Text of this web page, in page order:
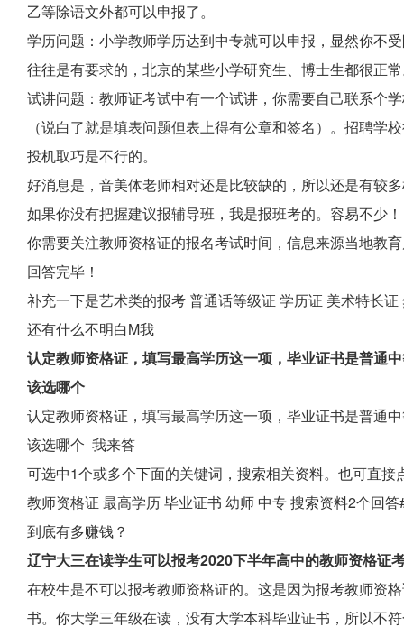
乙等除语文外都可以申报了。
学历问题：小学教师学历达到中专就可以申报，显然你不
往往是有要求的，北京的某些小学研究生、博士生都很正
试讲问题：教师证考试中有一个试讲，你需要自己联系个
（说白了就是填表问题但表上得有公章和签名）。招聘学
投机取巧是不行的。
好消息是，音美体老师相对还是比较缺的，所以还是有较
如果你没有把握建议报辅导班，我是报班考的。容易不少！
你需要关注教师资格证的报名考试时间，信息来源当地教
回答完毕！
补充一下是艺术类的报考 普通话等级证 学历证 美术特长
还有什么不明白M我
认定教师资格证，填写最高学历这一项，毕业证书是普通
该选哪个
认定教师资格证，填写最高学历这一项，毕业证书是普通
该选哪个 我来答
可选中1个或多个下面的关键词，搜索相关资料。也可直接
教师资格证 最高学历 毕业证书 幼师 中专 搜索资料2个回
到底有多赚钱？
辽宁大三在读学生可以报考2020下半年高中的教师资格证
在校生是不可以报考教师资格证的。这是因为报考教师资
书。你大学三年级在读，没有大学本科毕业证书，所以不